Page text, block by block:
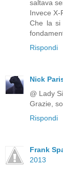
saltava
Invece X-
Che la
Rispondi
Nick
@ Lady
Grazie,
Rispondi
Frank
2013